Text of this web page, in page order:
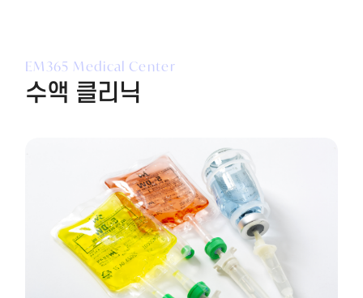
EM365 Medical Center
수액 클리닉